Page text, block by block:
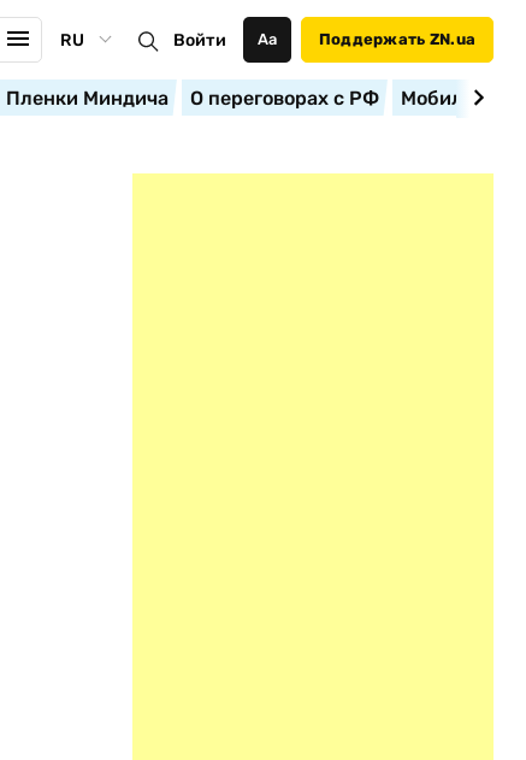
RU Войти Аа Поддержать ZN.ua
Пленки Миндича О переговорах с РФ